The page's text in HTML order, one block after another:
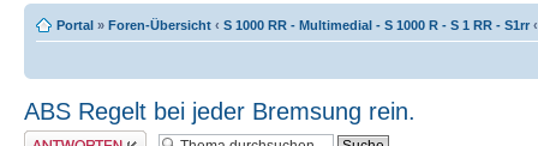
Portal » Foren-Übersicht ‹ S 1000 RR - Multimedial - S 1000 R - S 1 RR - S1rr ‹
ABS Regelt bei jeder Bremsung rein.
Antwort erstellen